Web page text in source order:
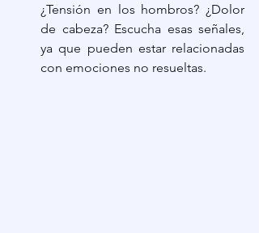
¿Tensión en los hombros? ¿Dolor
de cabeza? Escucha esas señales,
ya que pueden estar relacionadas
con emociones no resueltas.